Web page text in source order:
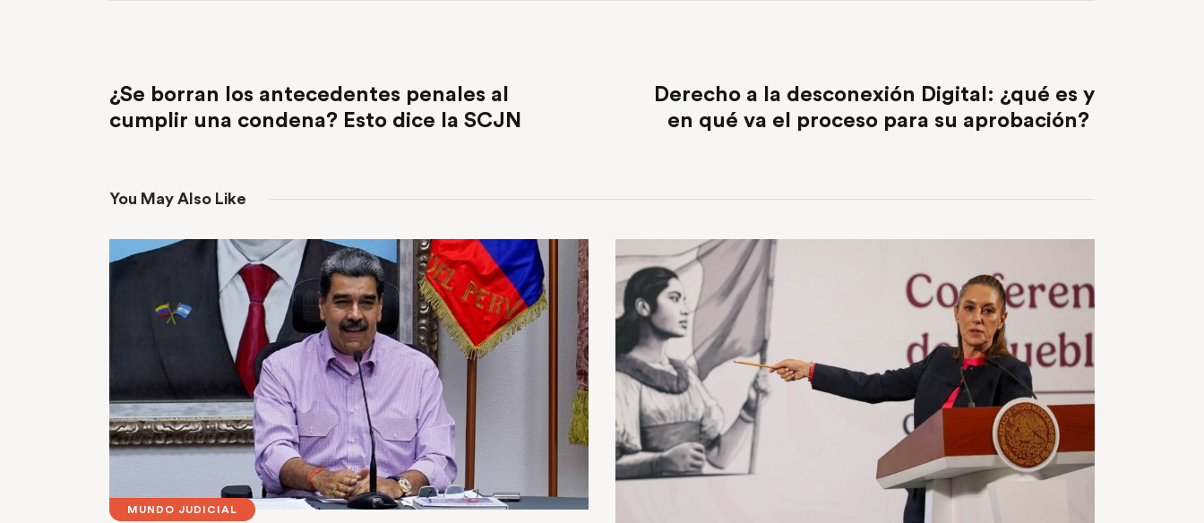
¿Se borran los antecedentes penales al
cumplir una condena? Esto dice la SCJN
Derecho a la desconexión Digital: ¿qué es y
en qué va el proceso para su aprobación?
You May Also Like
MUNDO JUDICIAL